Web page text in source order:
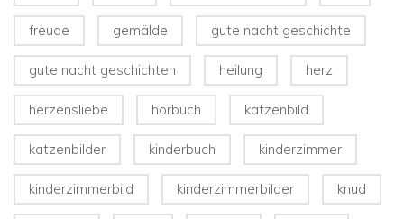
freude gemälde gute nacht geschichte
gute nacht geschichten heilung herz
herzensliebe hörbuch katzenbild
katzenbilder kinderbuch kinderzimmer
kinderzimmerbild kinderzimmerbilder knud